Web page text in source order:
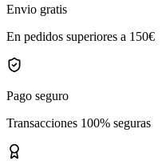
Envio gratis
En pedidos superiores a 150€
Pago seguro
Transacciones 100% seguras